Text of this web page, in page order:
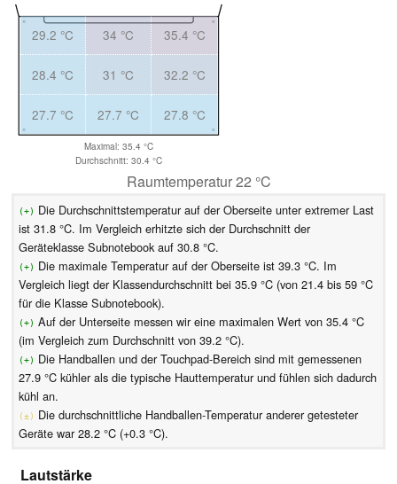
29.2 °C 34 °C 35.4 °C
28.4 °C 31 °C 32.2 °C
27.7 °C 27.7 °C 27.8 °C
Maximal: 35.4 °C
Durchschnitt: 30.4 °C
Raumtemperatur 22 °C
(+) Die Durchschnittstemperatur auf der Oberseite unter extremer Last
ist 31.8 °C. Im Vergleich erhitzte sich der Durchschnitt der
Geräteklasse Subnotebook auf 30.8 °C.
(+) Die maximale Temperatur auf der Oberseite ist 39.3 °C. Im
Vergleich liegt der Klassendurchschnitt bei 35.9 °C (von 21.4 bis 59 °C
für die Klasse Subnotebook).
(+) Auf der Unterseite messen wir eine maximalen Wert von 35.4 °C
(im Vergleich zum Durchschnitt von 39.2 °C).
(+) Die Handballen und der Touchpad-Bereich sind mit gemessenen
27.9 °C kühler als die typische Hauttemperatur und fühlen sich dadurch
kühl an.
(±) Die durchschnittliche Handballen-Temperatur anderer getesteter
Geräte war 28.2 °C (+0.3 °C).
Lautstärke